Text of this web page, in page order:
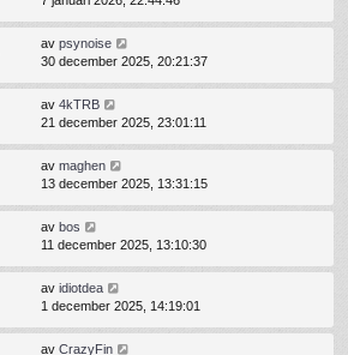
av psynoise
30 december 2025, 20:21:37
av 4kTRB
21 december 2025, 23:01:11
av maghen
13 december 2025, 13:31:15
av bos
11 december 2025, 13:10:30
av idiotdea
1 december 2025, 14:19:01
av CrazyFin